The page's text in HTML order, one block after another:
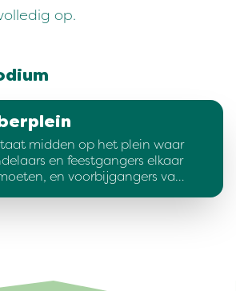
op.
midden op het plein waar
en feestgangers elkaar
en voorbijgangers va…